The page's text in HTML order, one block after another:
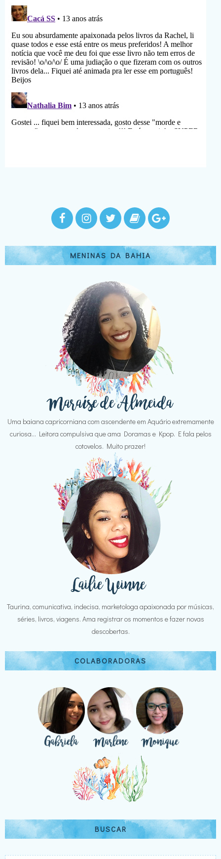
MENINAS DA BAHIA
Uma baiana capricorniana com ascendente em Aquário extremamente
curiosa... Leitora compulsiva que ama Doramas e Kpop. E fala pelos
cotovelos. Muito prazer!
Taurina, comunicativa, indecisa, marketologa apaixonada por músicas,
séries, livros, viagens. Ama registrar os momentos e fazer novas
descobertas.
COLABORADORAS
BUSCAR